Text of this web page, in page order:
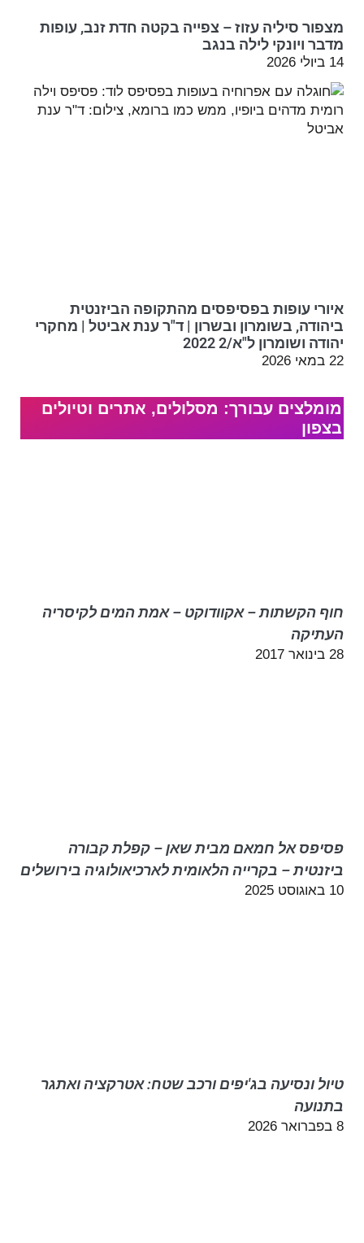
מצפור סיליה עזוז – צפייה בקטה חדת זנב, עופות
מדבר ויונקי לילה בנגב
14 ביולי 2026
איורי עופות בפסיפסים מהתקופה הביזנטית
ביהודה, בשומרון ובשרון | ד"ר ענת אביטל | מחקרי
יהודה ושומרון ל"א/2 2022
22 במאי 2026
מומלצים עבורך: מסלולים, אתרים וטיולים
בצפון
חוף הקשתות – אקוודוקט – אמת המים לקיסריה
העתיקה
28 בינואר 2017
פסיפס אל חמאם מבית שאן – קפלת קבורה
ביזנטית – בקרייה הלאומית לארכיאולוגיה בירושלים
10 באוגוסט 2025
טיול ונסיעה בג'יפים ורכב שטח: אטרקציה ואתגר
בתנועה
8 בפברואר 2026